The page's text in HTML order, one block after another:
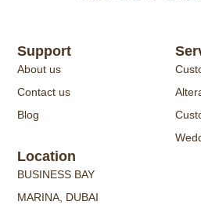
Support
About us
Contact us
Blog
Location
BUSINESS BAY
MARINA, DUBAI